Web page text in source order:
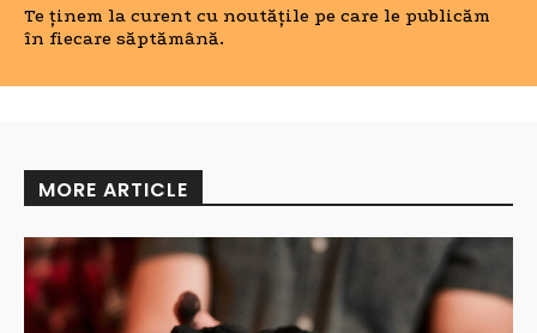
Te ținem la curent cu noutățile pe care le publicăm
în fiecare săptămână.
MORE ARTICLE